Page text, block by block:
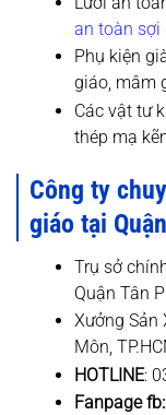
an toàn sợi
Phụ kiện
giáo, mâm
Các vật tư
thép mạ
Công ty
giáo tại
Trụ sở
Quận Tân
Xưởng Sản
Môn,
HOTLINE:
Fanpage fb: